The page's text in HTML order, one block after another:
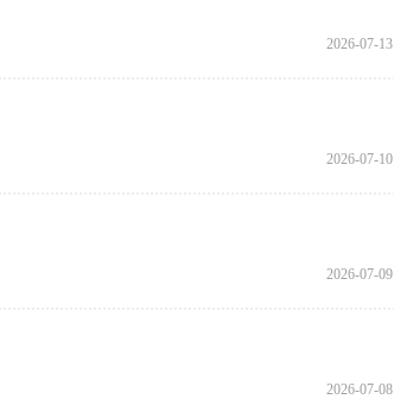
2026-07-
2026-07-
2026-07-
2026-07-